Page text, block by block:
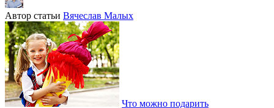
Автор статьи Вячеслав Малых
Что можно подарить